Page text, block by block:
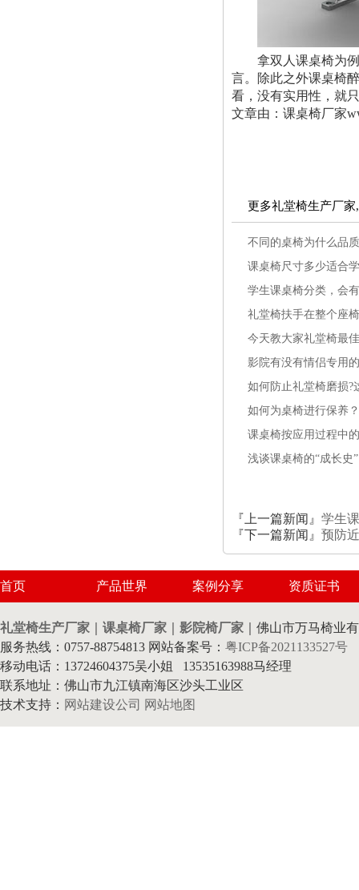
拿双人课桌椅为例
言。除此之外课桌椅
看，没有实用性，就
文章由：课桌椅厂家
更多礼堂椅生产厂
不同的桌椅为什么品
课桌椅尺寸多少适合
学生课桌椅分类，会
礼堂椅扶手在整个座
今天教大家礼堂椅最
影院有没有情侣专用
如何防止礼堂椅磨损
如何为桌椅进行保养？
课桌椅按应用过程中
浅谈课桌椅的“成长史”
『上一篇新闻』 学生
『下一篇新闻』 预防
首页 产品世界 案例分享 资质证书
礼堂椅生产厂家 课桌椅厂家 影院椅厂家 ｜佛山市万马椅业
服务热线：0757-88754813 网站备案号： 粤ICP备2021133527号
移动电话：13724604375吴小姐 13535163988马经理
联系地址：佛山市九江镇南海区沙头工业区
技术支持： 网站建设公司 网站地图